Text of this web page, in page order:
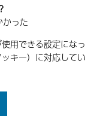
かった
用できる設定になっ
キー）に対応してい